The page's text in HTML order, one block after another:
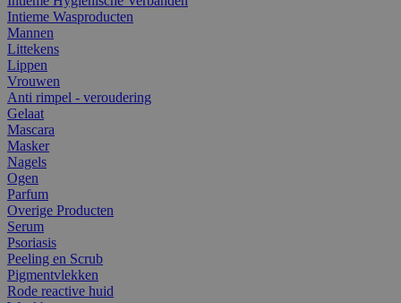
Intieme Wasproducten
Mannen
Littekens
Lippen
Vrouwen
Anti rimpel - veroudering
Gelaat
Mascara
Masker
Nagels
Ogen
Parfum
Overige Producten
Serum
Psoriasis
Peeling en Scrub
Pigmentvlekken
Rode reactive huid